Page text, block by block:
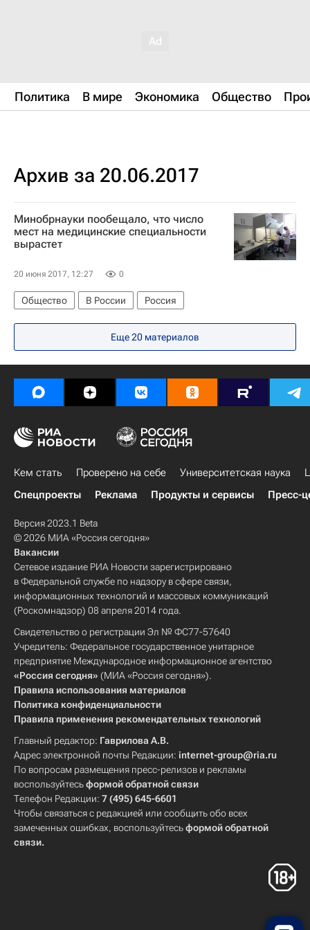
Политика В мире Экономика Общество
Архив за 20.06.2017
Минобрнауки пообещало, что число
мест на медицинские специальности
вырастет
20 июня 2017, 12:27 0
Общество В России Россия
Еще 20 материалов
Кем стать Проверено на себе Университетская наука
Спецпроекты
Реклама Продукты и сервисы Пресс-
Версия 2023.1 Beta
© 2026 МИА «Россия сегодня»
Вакансии
Сетевое издание РИА Новости зарегистрировано
в Федеральной службе по надзору в сфере связи,
информационных технологий и массовых коммуникаций
(Роскомнадзор) 08 апреля 2014 года.
Свидетельство о регистрации Эл № ФС77-57640
Учредитель: Федеральное государственное унитарное
предприятие Международное информационное агентство
«Россия сегодня» (МИА «Россия сегодня»).
Правила использования материалов
Политика конфиденциальности
Правила применения рекомендательных технологий
Главный редактор: Гаврилова А.В.
Адрес электронной почты Редакции: internet-group@ria.ru
По вопросам размещения пресс-релизов и рекламы
воспользуйтесьформой обратной связи
Телефон Редакции: 7 (495) 645-6601
Чтобы связаться с редакцией или сообщить обо всех
замеченных ошибках, воспользуйтесьформой обратной
связи.